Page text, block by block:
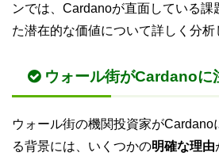
ンでは、Cardanoが直面している課
た潜在的な価値について詳しく分析
ウォール街がCardanoに
ウォール街の機関投資家がCardano
る背景には、いくつかの明確な理由